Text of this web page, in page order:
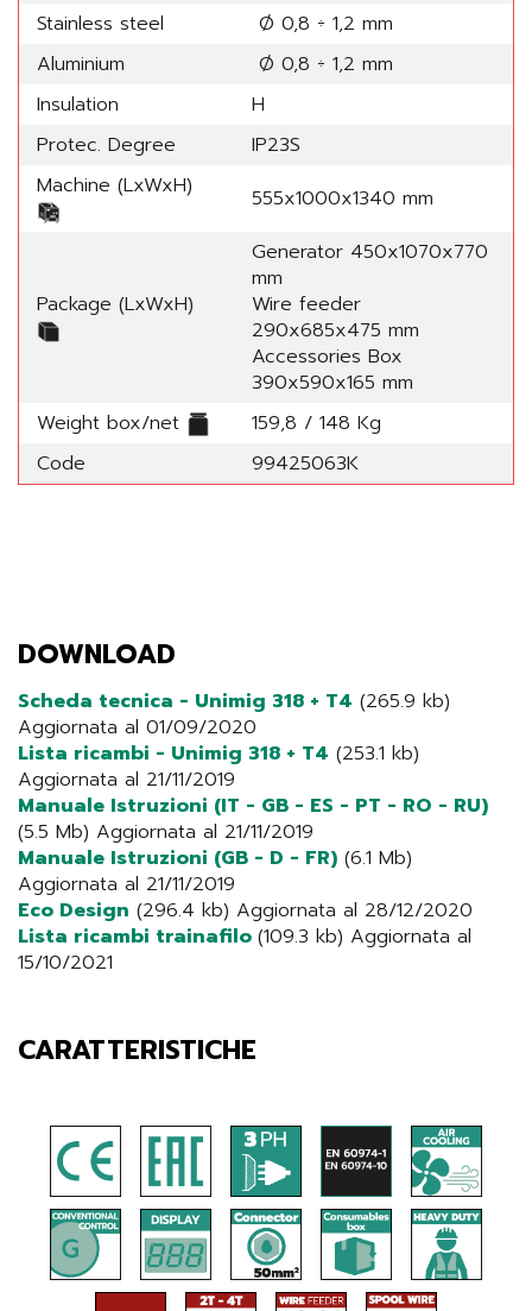
Stainless steel
Ø 0,8 ÷ 1,2 mm
Aluminium
Ø 0,8 ÷ 1,2 mm
Insulation
H
Protec. Degree
IP23S
Machine (LxWxH)
555x1000x1340 mm
Package (LxWxH)
Generator 450x1070x770
mm
Wire feeder
290x685x475 mm
Accessories Box
390x590x165 mm
Weight box/net
159,8 / 148 Kg
Code
99425063K
DOWNLOAD
Scheda tecnica - Unimig 318 + T4 (265.9 kb)
Aggiornata al 01/09/2020
Lista ricambi - Unimig 318 + T4 (253.1 kb)
Aggiornata al 21/11/2019
Manuale Istruzioni (IT - GB - ES - PT - RO - RU)
(5.5 Mb) Aggiornata al 21/11/2019
Manuale Istruzioni (GB - D - FR) (6.1 Mb)
Aggiornata al 21/11/2019
Eco Design (296.4 kb) Aggiornata al 28/12/2020
Lista ricambi trainafilo (109.3 kb) Aggiornata al
15/10/2021
CARATTERISTICHE